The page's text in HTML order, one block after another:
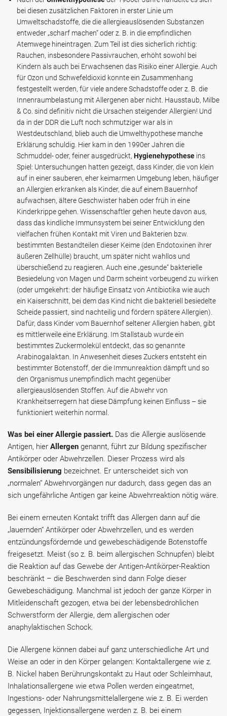
bei diesen zusätzlichen Faktoren in erster Linie um
Umweltschadstoffe, die die allergieauslösenden Substanzen
entweder „scharf machen“ oder z. B. in die empfindlichen
Atemwege hineintragen. Zum Teil ist dies sicherlich richtig:
Rauchen, insbesondere Passivrauchen, erhöht sowohl bei
Kindern als auch bei Erwachsenen das Risiko einer Allergie. Auch
für Ozon und Schwefeldioxid konnte ein Zusammenhang
festgestellt werden, für viele andere Schadstoffe oder z. B. die
Innenraumbelastung mit Allergenen aber nicht. Hausstaub, Milbe
& Co. sind definitiv nicht die Ursachen steigender Allergien! Und
da in der DDR die Luft noch schmutziger war als in
Westdeutschland, blieb auch die Umwelthypothese manche
Erklärung schuldig. Hier kam in den 1990er Jahren die
Schmuddel- oder, feiner ausgedrückt, Hygienehypotheseins
Spiel: Untersuchungen hatten gezeigt, dass Kinder, die von klein
auf in einer sauberen, eher keimarmen Umgebung leben, häufiger
an Allergien erkranken als Kinder, die auf einem Bauernhof
aufwachsen, ältere Geschwister haben oder früh in eine
Kinderkrippe gehen. Wissenschaftler gehen heute davon aus,
dass das kindliche Immunsystem bei seiner Entwicklung den
vielfachen frühen Kontakt mit Viren und Bakterien bzw.
bestimmten Bestandteilen dieser Keime (den Endotoxinen ihrer
äußeren Zellhülle) braucht, um später nicht wahllos und
überschießend zu reagieren. Auch eine „gesunde“ bakterielle
Besiedelung von Magen und Darm scheint vorbeugend zu wirken
(oder umgekehrt: der häufige Einsatz von Antibiotika wie auch
ein Kaiserschnitt, bei dem das Kind nicht die bakteriell besiedelte
Scheide passiert, sind nachteilig und fördern spätere Allergien).
Dafür, dass Kinder vom Bauernhof seltener Allergien haben, gibt
es mittlerweile eine Erklärung. Im Stallstaub wurde ein
bestimmtes Zuckermolekül entdeckt, das so genannte
Arabinogalaktan. In Anwesenheit dieses Zuckers entsteht ein
bestimmter Botenstoff, der die Immunreaktion dämpft und so
den Organismus unempfindlich macht gegenüber
allergieauslösenden Stoffen. Auf die Abwehr von
Krankheitserregern hat diese Dämpfung keinen Einfluss – sie
funktioniert weiterhin normal.
Was bei einer Allergie passiert. Das die Allergie auslösende
Antigen, hier Allergen genannt, führt zur Bildung spezifischer
Antikörper oder Abwehrzellen. Dieser Prozess wird als
Sensibilisierung bezeichnet. Er unterscheidet sich von
„normalen“ Abwehrvorgängen nur dadurch, dass gegen das an
sich ungefährliche Antigen gar keine Abwehrreaktion nötig wäre.
Bei einem erneuten Kontakt trifft das Allergen dann auf die
„lauernden“ Antikörper oder Abwehrzellen, und es werden
entzündungsfördernde und gewebeschädigende Botenstoffe
freigesetzt. Meist (so z. B. beim allergischen Schnupfen) bleibt
die Reaktion auf das Gewebe der Antigen-Antikörper-Reaktion
beschränkt – die Beschwerden sind dann Folge dieser
Gewebeschädigung. Manchmal ist jedoch der ganze Körper in
Mitleidenschaft gezogen, etwa bei der lebensbedrohlichen
Schwerstform der Allergie, dem allergischen oder
anaphylaktischen Schock.
Die Allergene können dabei auf ganz unterschiedliche Art und
Weise an oder in den Körper gelangen: Kontaktallergene wie z.
B. Nickel haben Berührungskontakt zu Haut oder Schleimhaut,
Inhalationsallergene wie etwa Pollen werden eingeatmet,
Ingestions- oder Nahrungsmittelallergene wie z. B. Ei werden
gegessen, Injektionsallergene werden z. B. bei einem